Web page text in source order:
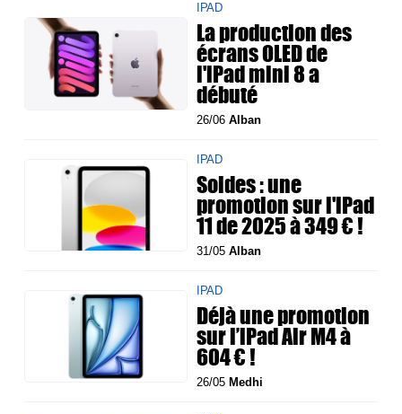
IPAD
La production des
écrans OLED de
l'iPad mini 8 a
débuté
26/06Alban
IPAD
Soldes : une
promotion sur l'iPad
11 de 2025 à 349 € !
31/05Alban
IPAD
Déjà une promotion
sur l’iPad Air M4 à
604 € !
26/05 Medhi